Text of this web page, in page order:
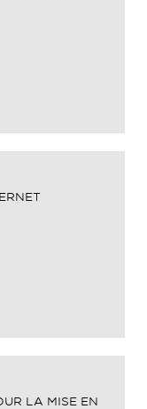
LA MISE EN